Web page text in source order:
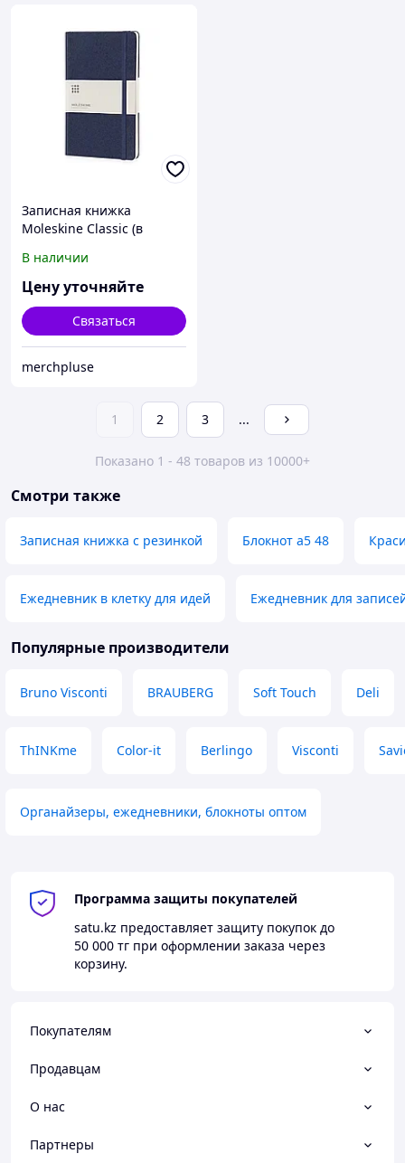
Записная книжка
Moleskine Classic (в
обложке, Pocket (9x14см),
синий
В наличии
Цену уточняйте
Связаться
merchpluse
1 2 3 ...
Показано 1 - 48 товаров из 10000+
Смотри также
Записная книжка с резинкой Блокнот а5 48
Ежедневник в клетку для идей Ежедневник для
Популярные производители
Bruno Visconti BRAUBERG Soft Touch Deli
ThINKme Color-it Berlingo Visconti
Органайзеры, ежедневники, блокноты оптом
Программа защиты покупателей
satu.kz предоставляет защиту покупок до
50 000 тг при оформлении заказа через
корзину.
Покупателям
Продавцам
О нас
Партнеры